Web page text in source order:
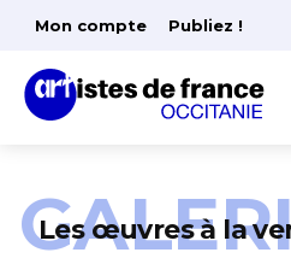
Mon compte Publiez !
Les œuvres à la